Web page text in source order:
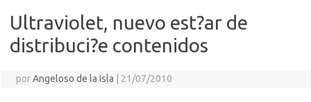
Ultraviolet, nuevo est?ar de
distribuci?e contenidos
porAngeloso de la Isla 21/07/2010